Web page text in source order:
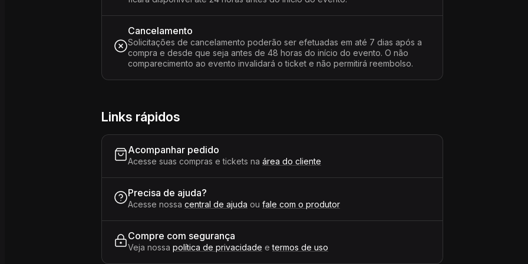
Cancelamento
Solicitações de cancelamento poderão ser efetuadas em até 7 dias após a
compra e desde que seja antes de 48 horas do início do evento. O não
comparecimento ao evento invalidará o ticket e não permitirá reembolso.
Links rápidos
Acompanhar pedido
Acesse suas compras e tickets na área do cliente
Precisa de ajuda?
Acesse nossa central de ajuda ou fale com o produtor
Compre com segurança
Veja nossa política de privacidade etermos de uso